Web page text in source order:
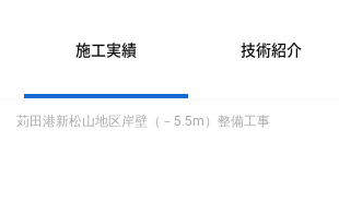
施工実績 技術紹介
苅田港新松山地区岸壁（－5.5m）整備工事